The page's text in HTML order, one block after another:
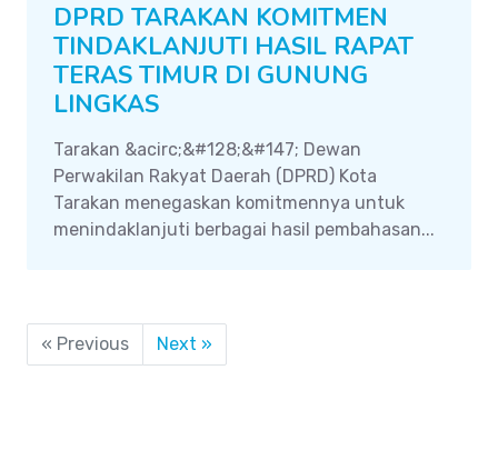
DPRD TARAKAN KOMITMEN
TINDAKLANJUTI HASIL RAPAT
TERAS TIMUR DI GUNUNG
LINGKAS
Tarakan &acirc;&#128;&#147; Dewan
Perwakilan Rakyat Daerah (DPRD) Kota
Tarakan menegaskan komitmennya untuk
menindaklanjuti berbagai hasil pembahasan...
« Previous Next »